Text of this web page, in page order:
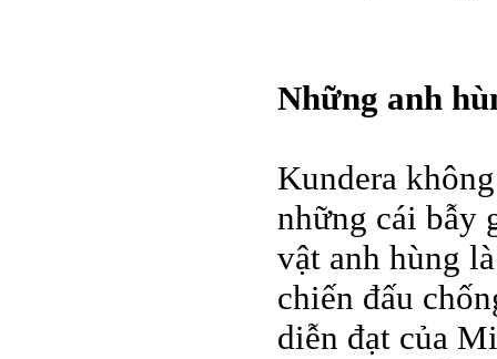
Những anh
Kundera
những cái bẫy
vật anh hùng
chiến đấu
diễn đạt của